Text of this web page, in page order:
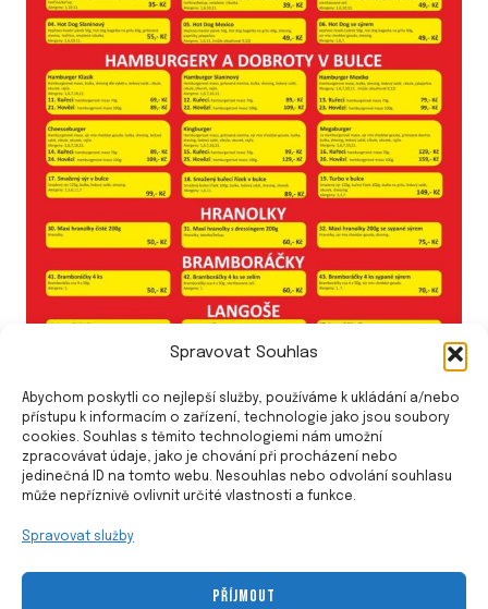
Spravovat Souhlas
Abychom poskytli co nejlepší služby, používáme k ukládání a/nebo
přístupu k informacím o zařízení, technologie jako jsou soubory
cookies. Souhlas s těmito technologiemi nám umožní
zpracovávat údaje, jako je chování při procházení nebo
jedinečná ID na tomto webu. Nesouhlas nebo odvolání souhlasu
může nepříznivě ovlivnit určité vlastnosti a funkce.
Spravovat služby
PŘÍJMOUT